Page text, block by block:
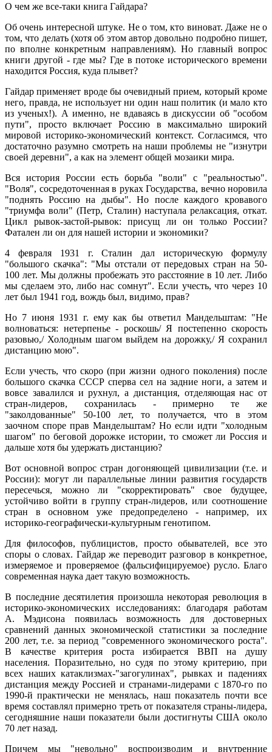
О чем же все-таки книга Гайдара?
Об очень интересной штуке. Не о том, кто виноват. Даже не о
том, что делать (хотя об этом автор довольно подробно пишет,
по вполне конкретным направлениям). Но главный вопрос
книги другой - где мы? Где в потоке исторического времени
находится Россия, куда плывет?
Гайдар применяет вроде бы очевидный прием, который кроме
него, правда, не использует ни один наш политик (и мало кто
из ученых!). А именно, не вдаваясь в дискуссии об "особом
пути", просто включает Россию в максимально широкий
мировой историко-экономический контекст. Согласимся, что
достаточно разумно смотреть на наши проблемы не "изнутри
своей деревни", а как на элемент общей мозаики мира.
Вся история России есть борьба "воли" с "реальностью".
"Воля", сосредоточенная в руках Государства, вечно норовила
"поднять Россию на дыбы". Но после каждого кровавого
"триумфа воли" (Петр, Сталин) наступала релаксация, откат.
Цикл рывок-застой-рывок: присущ ли он только России?
Фатален ли он для нашей истории и экономики?
4 февраля 1931 г. Сталин дал историческую формулу
"большого скачка": "Мы отстали от передовых стран на 50-
100 лет. Мы должны пробежать это расстояние в 10 лет. Либо
мы сделаем это, либо нас сомнут". Если учесть, что через 10
лет был 1941 год, вождь был, видимо, прав?
Но 7 июня 1931 г. ему как бы ответил Мандельштам: "Не
волноваться: нетерпенье - роскошь/ Я постепенно скорость
разовью,/ Холодным шагом выйдем на дорожку,/ Я сохранил
дистанцию мою".
Если учесть, что скоро (при жизни одного поколения) после
большого скачка СССР сперва сел на задние ноги, а затем и
вовсе завалился и рухнул, а дистанция, отделяющая нас от
стран-лидеров, сохранилась - примерно те же
"заколдованные" 50-100 лет, то получается, что в этом
заочном споре прав Мандельштам? Но если идти "холодным
шагом" по беговой дорожке истории, то сможет ли Россия и
дальше хотя бы удержать дистанцию?
Вот основной вопрос стран догоняющей цивилизации (т.е. и
России): могут ли параллельные линии развития государств
пересечься, можно ли "скорректировать" свое будущее,
устойчиво войти в группу стран-лидеров, или соотношение
стран в основном уже предопределено - например, их
историко-географически-культурным генотипом.
Для философов, публицистов, просто обывателей, все это
споры о словах. Гайдар же переводит разговор в конкретное,
измеряемое и проверяемое (фальсифицируемое) русло. Благо
современная наука дает такую возможность.
В последние десятилетия произошла некоторая революция в
историко-экономических исследованиях: благодаря работам
А. Мэдисона появилась возможность для достоверных
сравнений данных экономической статистики за последние
200 лет, т.е. за период "современного экономического роста".
В качестве критерия роста избирается ВВП на душу
населения. Поразительно, но судя по этому критерию, при
всех наших катаклизмах-"загогулинах", рывках и падениях
дистанция между Россией и странами-лидерами с 1870-го по
1990-й практически не менялась, наш показатель почти все
время составлял примерно треть от показателя страны-лидера,
сегодняшние наши показатели были достигнуты США около
70 лет назад.
Причем мы "невольно" воспроизводим и внутренние